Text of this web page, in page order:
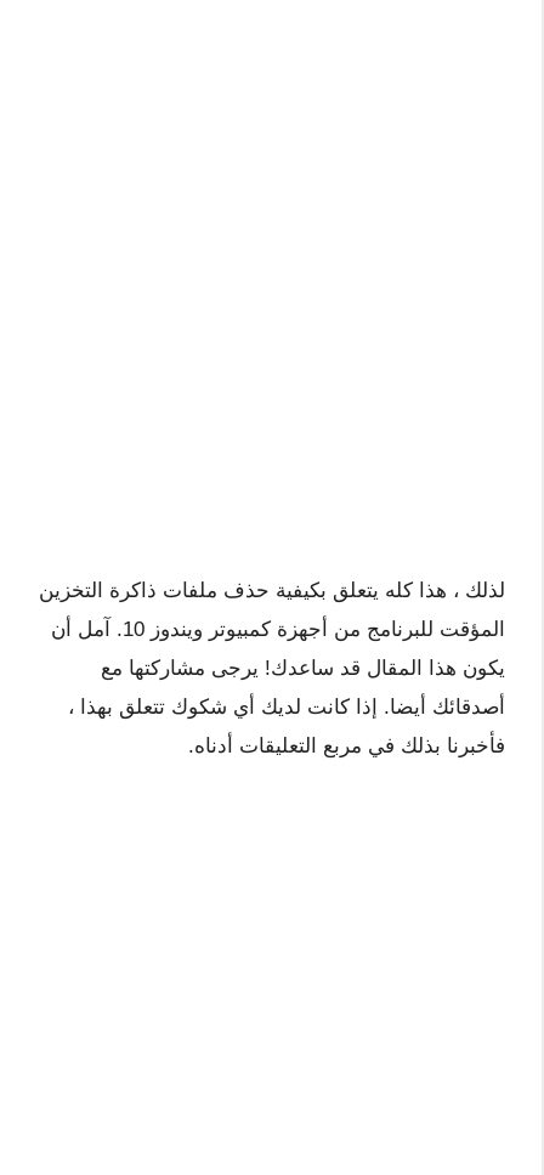
لذلك ، هذا كله يتعلق بكيفية حذف ملفات ذاكرة التخزين
المؤقت للبرنامج من أجهزة كمبيوتر ويندوز 10. آمل أن
يكون هذا المقال قد ساعدك! يرجى مشاركتها مع
أصدقائك أيضا. إذا كانت لديك أي شكوك تتعلق بهذا ،
فأخبرنا بذلك في مربع التعليقات أدناه.